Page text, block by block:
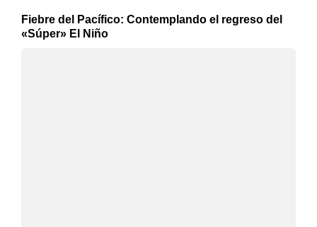
Fiebre del Pacífico: Contemplando el regreso del
«Súper» El Niño